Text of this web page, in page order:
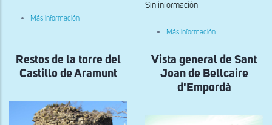
Más información
de
Sant
Vicenç
Sin información
Más información
desde
sur
de
la
Restos de la torre del
Castillo de Aramunt
Vista general de Sant
Joan de Bellcaire
d'Empordà